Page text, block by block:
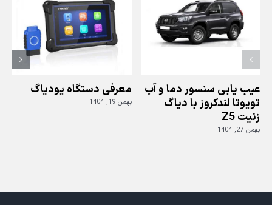
سری
۵
مدل
۲۰۱۵
با
عیب یابی سنسور دما و آب
تویوتا لندکروز با دیاگ
زنیت Z5
بهمن 27, 1404
معرفی دستگاه یودیاگ
بهمن 19, 1404